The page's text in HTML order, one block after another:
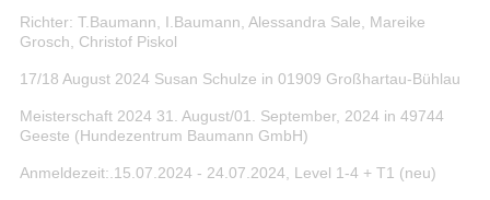
Richter: T.Baumann, I.Baumann, Alessandra Sale, Mareike
Grosch, Christof Piskol
17/18 August2024 Susan Schulze in 01909 Großhartau-Bühlau
Meisterschaft 2024 31. August/01. September, 2024 in 49744
Geeste (Hundezentrum Baumann GmbH)
Anmeldezeit:.15.07.2024 - 24.07.2024, Level 1-4 + T1 (neu)